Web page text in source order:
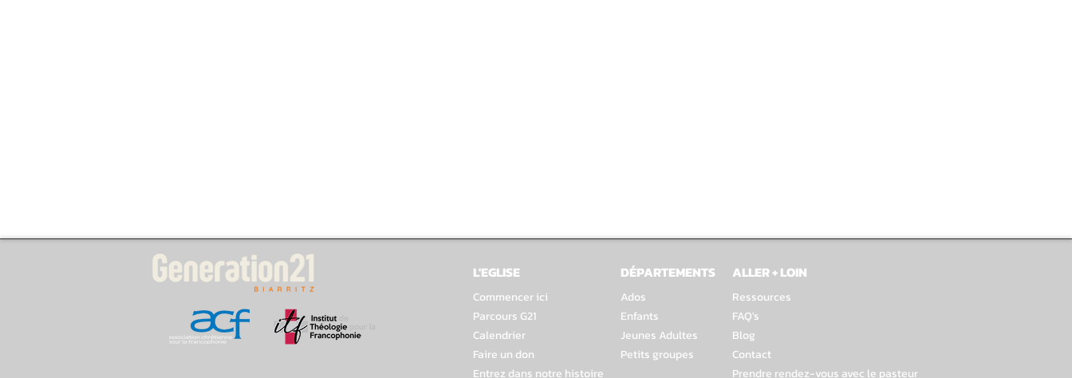
L'EGLISE
Commencer ici
Parcours G21
Calendrier
Faire un don
Entrez dans notre histoire
DÉPARTEMENTS ALLER + LOIN
Ados
Enfants
Jeunes Adultes
Petits groupes
Ressources
FAQ's
Blog
Contact
Prendre rendez-vous avec le pasteur